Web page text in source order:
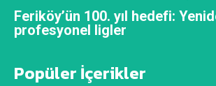
Feriköy’ün 100. yıl hedefi:
profesyonel ligler
Popüler İçerikler